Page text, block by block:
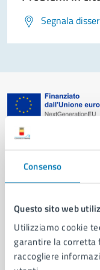
Consenso
Questo sito web
Utilizziamo cookie
garantire la corretta
raccogliere
Segnala
Organi di governo
Municipalità
Uffici
Enti e fondazioni
Politici